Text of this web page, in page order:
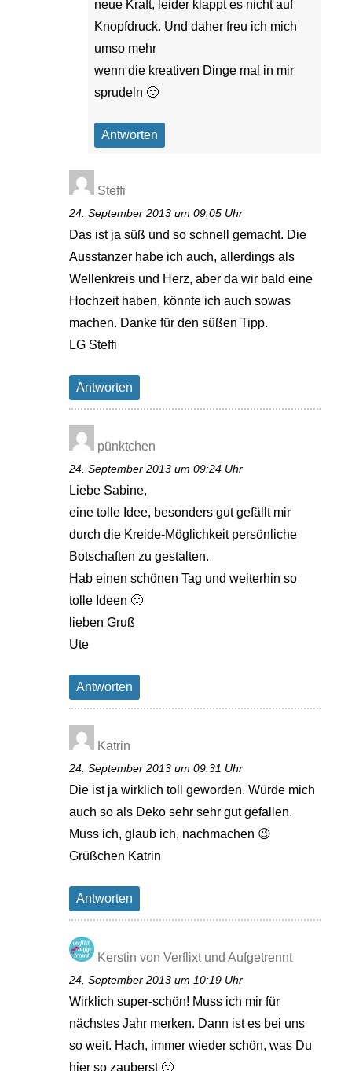
neue Kraft, leider klappt es nicht auf
Knopfdruck. Und daher freu ich mich
umso mehr
wenn die kreativen Dinge mal in mir
sprudeln 🙂
Antworten
Steffi
24. September 2013 um 09:05 Uhr
Das ist ja süß und so schnell gemacht. Die
Ausstanzer habe ich auch, allerdings als
Wellenkreis und Herz, aber da wir bald eine
Hochzeit haben, könnte ich auch sowas
machen. Danke für den süßen Tipp.
LG Steffi
Antworten
pünktchen
24. September 2013 um 09:24 Uhr
Liebe Sabine,
eine tolle Idee, besonders gut gefällt mir
durch die Kreide-Möglichkeit persönliche
Botschaften zu gestalten.
Hab einen schönen Tag und weiterhin so
tolle Ideen 🙂
lieben Gruß
Ute
Antworten
Katrin
24. September 2013 um 09:31 Uhr
Die ist ja wirklich toll geworden. Würde mich
auch so als Deko sehr sehr gut gefallen.
Muss ich, glaub ich, nachmachen 😉
Grüßchen Katrin
Antworten
Kerstin von Verflixt und Aufgetrennt
24. September 2013 um 10:19 Uhr
Wirklich super-schön! Muss ich mir für
nächstes Jahr merken. Dann ist es bei uns
so weit. Hach, immer wieder schön, was Du
hier so zauberst 🙂